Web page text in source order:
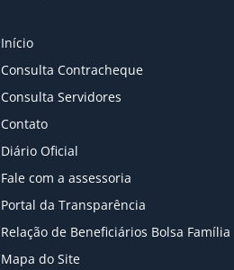
Início
Consulta Contracheque
Consulta Servidores
Contato
Diário Oficial
Fale com a assessoria
Portal da Transparência
Relação de Beneficiários Bolsa Família
Mapa do Site